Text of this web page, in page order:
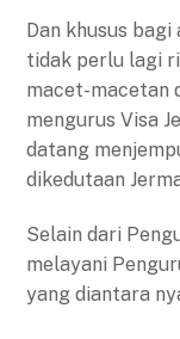
Dan khusus
tidak perlu lagi
macet-macetan
mengurus Visa
datang
dikedutaan
Selain dari
melayani
yang diantara